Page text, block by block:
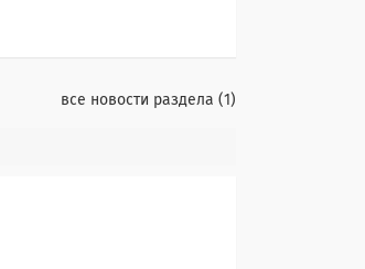
все новости раздела 1